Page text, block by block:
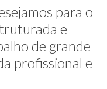
para o
e
de grande
profissional e
Saúde e